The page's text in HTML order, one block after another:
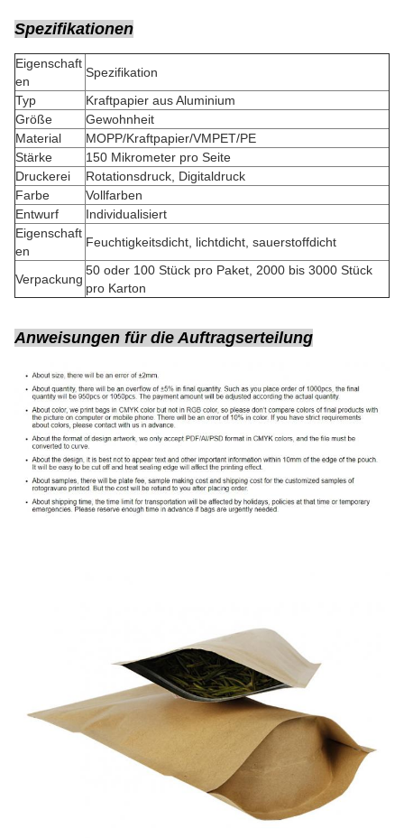
Spezifikationen
Eigenschaft
en
Spezifikation
Typ
Kraftpapier aus Aluminium
Größe
Gewohnheit
Material
MOPP/Kraftpapier/VMPET/PE
Stärke
150 Mikrometer pro Seite
Druckerei
Rotationsdruck, Digitaldruck
Farbe
Vollfarben
Entwurf
Individualisiert
Eigenschaft
en
Feuchtigkeitsdicht, lichtdicht, sauerstoffdicht
Verpackung
50 oder 100 Stück pro Paket, 2000 bis 3000 Stück
pro Karton
Anweisungen für die Auftragserteilung